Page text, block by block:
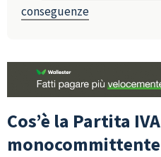
conseguenze
Cos’è la Partita IVA
monocommittente